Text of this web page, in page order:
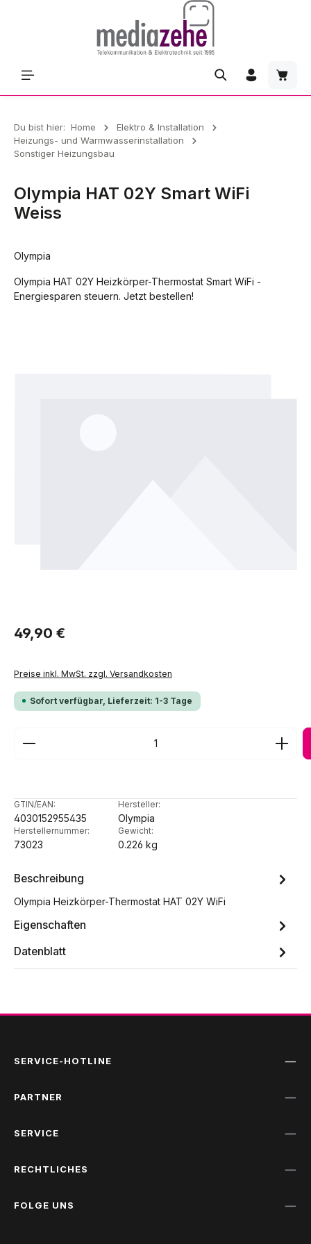
Du bist hier: Home
Elektro & Installation
Heizungs- und Warmwasserinstallation
Sonstiger Heizungsbau
Olympia HAT 02Y Smart WiFi
Weiss
Olympia
Olympia HAT 02Y Heizkörper-Thermostat Smart WiFi -
Energiesparen steuern. Jetzt bestellen!
Regulärer Preis:
49,90 €
Preise inkl. MwSt. zzgl. Versandkosten
Sofort verfügbar, Lieferzeit: 1-3 Tage
Produkt Anzahl: Gib den gewünschten Wert ein
GTIN/EAN:
4030152955435
Hersteller:
Olympia
Herstellernummer:
73023
Gewicht:
0.226 kg
Beschreibung
Olympia Heizkörper-Thermostat HAT 02Y WiFi
Eigenschaften
Datenblatt
SERVICE-HOTLINE
PARTNER
SERVICE
RECHTLICHES
FOLGE UNS